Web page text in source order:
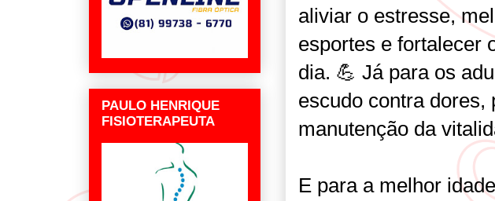
aliviar o estresse,
esportes e fortalecer
dia. 💪 Já para os
escudo contra dores,
manutenção da
E para a melhor
PAULO HENRIQUE
FISIOTERAPEUTA